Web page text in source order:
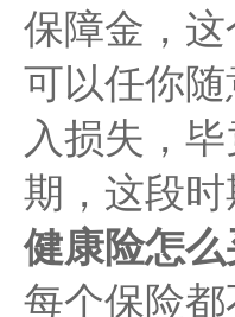
保障金，
可以任你
入损失，
期，这段
健康险怎么
每个保险